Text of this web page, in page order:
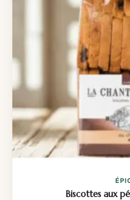
Biscottes aux